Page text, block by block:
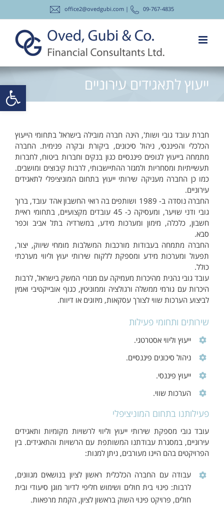
פתח
office2@ovedgubi.com | 09-767-4835
ייעוץ לתאגידים עירוניים
חברת עובד גובי ושות', הינה חברה מובילה בישראל בתחומי הייעוץ
הכלכלי והפיננסי, ניהול סיכונים, ביקורת ובקרה פנימית. החברה
מתמחה בייעוץ לגופים פיננסיים כגון בנקים וחברות ביטוח, לחברות
תעשייתיות ומסחריות ולמגזר ההתיישבותי, לרבות קיבוצים ומושבים.
כמו כן החברה מעניקה שירותי ייעוץ בתחום המוניציפלי לתאגידים
עירוניים.
החברה נוסדה ב- 1989 ושותפים בה רואי החשבון אהד עובד, ברוך
גובי ודני שויער, ומעסיקה כ- 45 עובדים מקצועיים, בתחומי ראיית
חשבון, כלכלה, מימון ומערכות מידע, במשרדיה בתל אביב וכפר
סבא.
החברה מתמחה בעבודות מורכבות המשלבות מומחי שיווק, יצור,
תפעול ומערכות מידע ומספקת ללקוח שירותי יעוץ וליווי מערכתי
כולל.
עובד גובי נהנית מהיכרות מעמיקה עם מגזרי המשק בישראל, לרבות
היכרות עם גורמי ממשלה ורגולציה וממוניטין, כגוף אובייקטיבי ואמין
לביצוע הערכות שווי לצורך עסקאות, מיזוגים או דיווח.
שירותים ותחומי פעילות
ייעוץ וליווי אסטרטגי.
ניהול סיכונים פיננסיים.
ייעוץ פיננסי.
הערכות שווי.
פעילותנו בתחום המוניציפלי
עובד גובי מספקת שירותי ייעוץ וליווי לרשויות מקומיות ותאגידים
עירוניים, במסגרת עבודתנו המשותפת עם הרשויות והתאגידים. בין
הפרויקטים בהם היינו מעורבים, ניתן למנות:
עבודה עם החברה הכלכלית ראשון לציון בנושאים מגוונים,
לרבות: פינוי בית חולים ושימוש חליפי לדיור מוגן סיעודי ובית
חולים, פרויקט פינוי השוק בראשון לציון, הקמת מרפאות.